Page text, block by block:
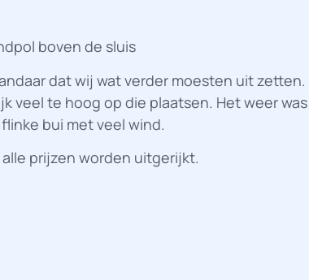
boven de sluis
dat wij wat verder moesten uit zetten.
veel te hoog op die plaatsen. Het weer was
bui met veel wind.
prijzen worden uitgerijkt.